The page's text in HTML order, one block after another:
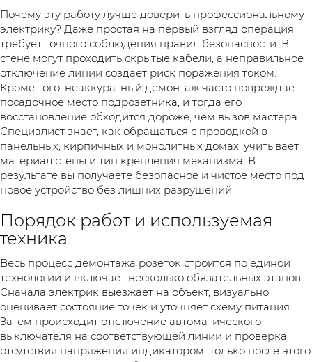
Почему эту работу лучше доверить профессиональному
электрику? Даже простая на первый взгляд операция
требует точного соблюдения правил безопасности. В
стене могут проходить скрытые кабели, а неправильное
отключение линии создает риск поражения током.
Кроме того, неаккуратный демонтаж часто повреждает
посадочное место подрозетника, и тогда его
восстановление обходится дороже, чем вызов мастера.
Специалист знает, как обращаться с проводкой в
панельных, кирпичных и монолитных домах, учитывает
материал стены и тип крепления механизма. В
результате вы получаете безопасное и чистое место под
новое устройство без лишних разрушений.
Порядок работ и используемая
техника
Весь процесс демонтажа розеток строится по единой
технологии и включает несколько обязательных этапов.
Сначала электрик выезжает на объект, визуально
оценивает состояние точек и уточняет схему питания.
Затем происходит отключение автоматического
выключателя на соответствующей линии и проверка
отсутствия напряжения индикатором. Только после этого